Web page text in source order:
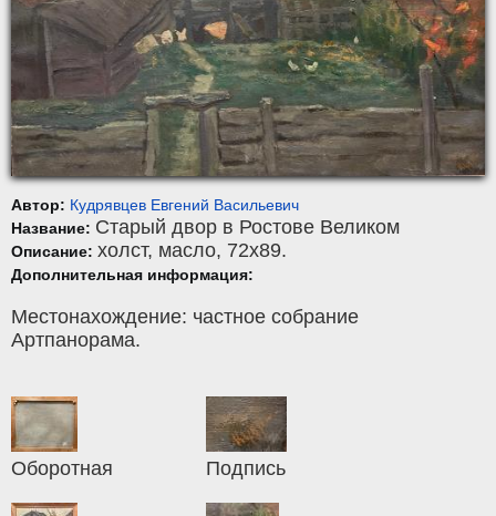
Автор: Кудрявцев Евгений Васильевич
Название: Старый двор в Ростове Великом
Описание: холст, масло, 72x89.
Дополнительная информация:
Местонахождение: частное собрание
Артпанорама.
Оборотная Подпись